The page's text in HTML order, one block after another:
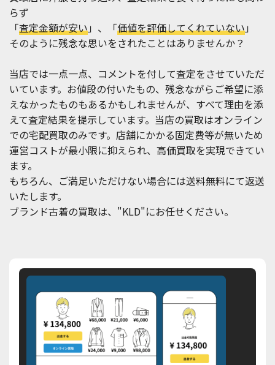
らず
「査定金額が安い」、「価値を評価してくれていない」
そのように残念な思いをされたことはありませんか？
当店では一点一点、コメントを付して査定をさせていただ
いています。お値段の付いたもの、残念ながらご希望に添
えなかったものもあるかもしれませんが、すべて理由を添
えて査定結果を提示しています。当店の買取はオンライン
での宅配買取のみです。店舗にかかる固定費等が無いため
運営コストが最小限に抑えられ、高価買取を実現できてい
ます。
もちろん、ご満足いただけない場合には送料無料にて返送
いたします。
ブランド古着の買取は、"KLD"にお任せください。